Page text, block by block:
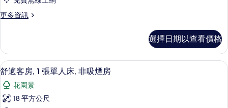
bed
on
所
有
相
片
景
request)
的
詳
情
大
人
床,
非
吸
煙
更多資訊
更
客
房,
1
加
大
雙
選擇日期以查看價格
顯
示
舒
適
5
舒適客房, 1 張單人床, 非吸煙房
花園景
18 平方公尺